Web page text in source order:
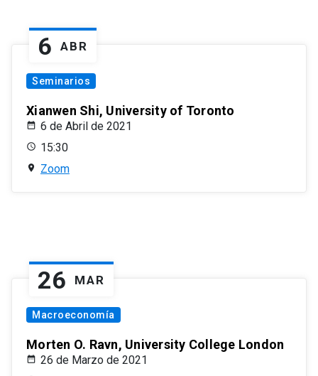
6 ABR
Seminarios
Xianwen Shi, University of Toronto
6 de Abril de 2021
15:30
Zoom
26 MAR
Macroeconomía
Morten O. Ravn, University College London
26 de Marzo de 2021